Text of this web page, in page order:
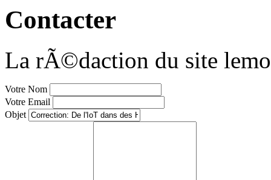
Contacter
La rÃ©daction du site
Votre Nom
Votre Email
Objet